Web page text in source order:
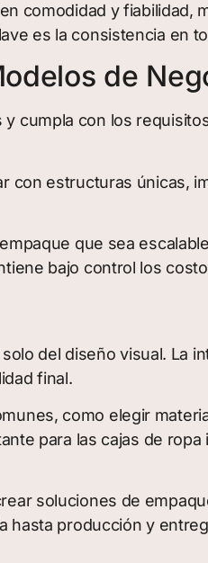
comodidad y fiabilidad,
es la consistencia en
de
cumpla con los
estructuras únicas,
que sea
bajo control los
del diseño visual. La
final.
como elegir
para las cajas de
soluciones de
producción y